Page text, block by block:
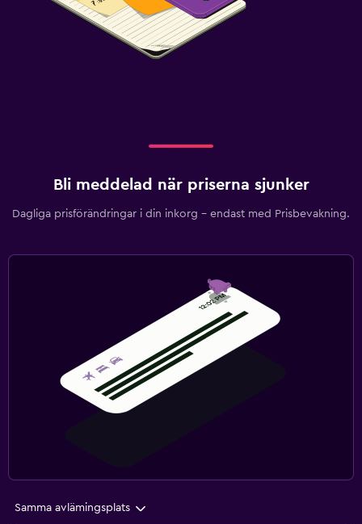
Bli meddelad när priserna sjunker
Dagliga prisförändringar i din inkorg – endast med Prisbevakning.
Samma avlämingsplats